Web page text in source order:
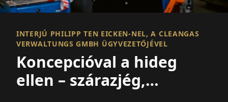
INTERJÚ PHILIPP TEN EICKEN-NEL, A CLEANGAS
VERWALTUNGS GMBH ÜGYVEZETŐJÉVEL
Koncepcióval a hideg
ellen – szárazjég,